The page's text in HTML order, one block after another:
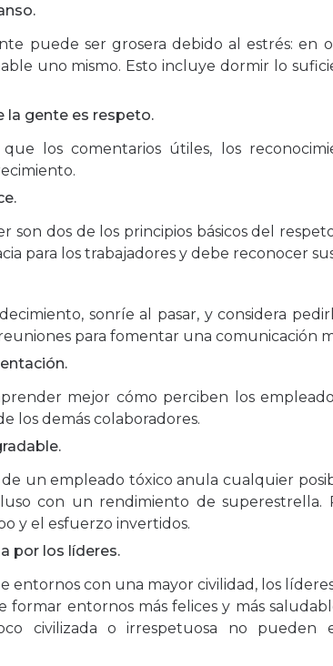
puede ser grosera debido al estrés: en
uno mismo. Esto incluye dormir lo
la gente es respeto.
los comentarios útiles, los
son dos de los principios básicos del
para los trabajadores y debe reconocer
sonríe al pasar, y considera
para fomentar una comunicación
mejor cómo perciben los
los demás colaboradores.
un empleado tóxico anula cualquier
con un rendimiento de superestrella.
y el esfuerzo invertidos.
por los líderes.
entornos con una mayor civilidad, los
formar entornos más felices y más
civilizada o irrespetuosa no pueden